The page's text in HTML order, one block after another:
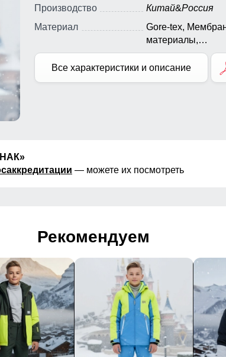
Производство
Китай&Россия
Материал
Gore-tex,
материалы,
Натуральные
материалы,
Плащевка,
Все характеристики и описание
— можете их посмотреть
Рекомендуем